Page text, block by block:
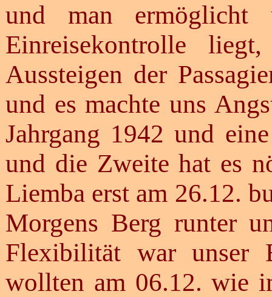
und man ermöglicht
Einreisekontrolle
Aussteigen der
und es machte uns
Jahrgang 1942 und
und die Zweite hat es
Liemba erst am 26.12.
Morgens Berg runter
Flexibilität war unser
wollten am 06.12. wie